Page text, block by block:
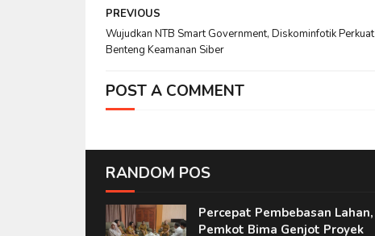
PREVIOUS
Wujudkan NTB Smart Government, Diskominfotik Perkuat
Benteng Keamanan Siber
POST A COMMENT
RANDOM POS
Percepat Pembebasan Lahan,
Pemkot Bima Genjot Proyek